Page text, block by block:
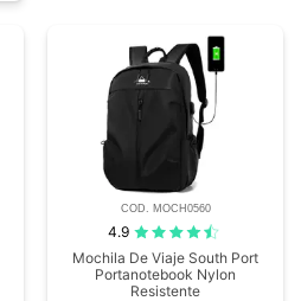
COD. MOCH0560
4.9
Mochila De Viaje South Port
Portanotebook Nylon
Resistente